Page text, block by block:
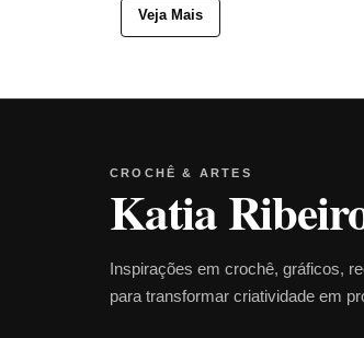
Veja Mais
CROCHÊ & ARTES
Katia
Inspirações em crochê, gráficos,
para transformar criatividade em